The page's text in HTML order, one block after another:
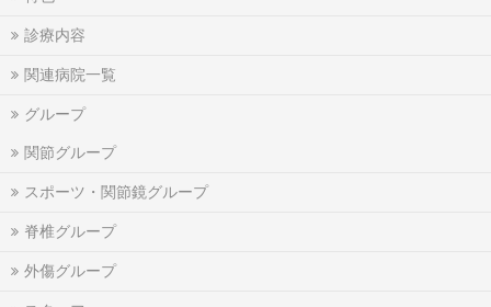
診療内容
関連病院一覧
グループ
関節グループ
スポーツ・関節鏡グループ
脊椎グループ
外傷グループ